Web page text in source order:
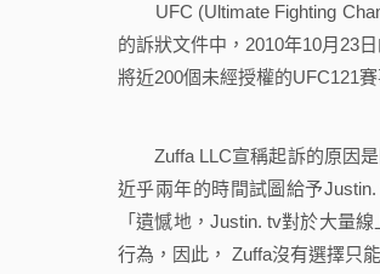
UFC (Ultimate Fighting
的訴狀文件中，2010年10月23
將近200個未經授權的UFC121賽
Zuffa LLC宣稱起訴的原因是
近乎兩年的時間試圖給予
「遺憾地，Justin. tv對於大量
行為，因此， Zuffa沒有選擇只